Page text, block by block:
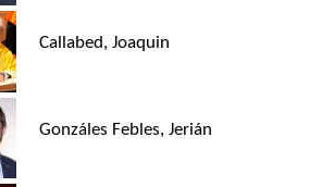
Callabed, Joaquin
Gonzáles Febles, Jerián